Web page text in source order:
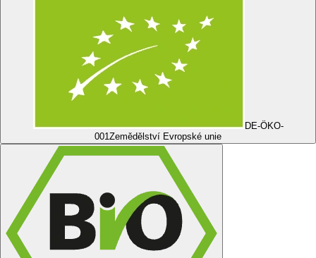
DE-ÖKO-
001Zemědělství Evropské unie